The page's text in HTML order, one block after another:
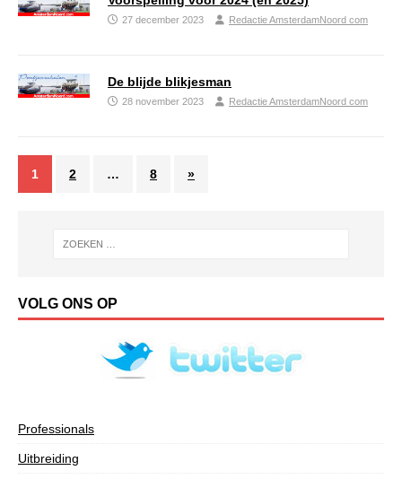
27 december 2023 Redactie AmsterdamNoord com
De blijde blikjesman
28 november 2023 Redactie AmsterdamNoord com
1 2 … 8 »
VOLG ONS OP
Professionals
Uitbreiding